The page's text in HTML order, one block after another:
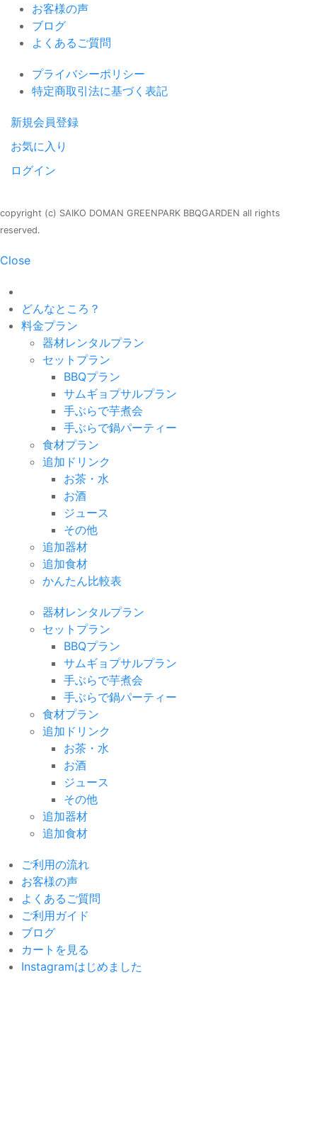
お客様の声
ブログ
よくあるご質問
プライバシーポリシー
特定商取引法に基づく表記
新規会員登録
お気に入り
ログイン
copyright (c) SAIKO DOMAN GREENPARK BBQGARDEN all rights
reserved.
Close
どんなところ？
料金プラン
器材レンタルプラン
セットプラン
BBQプラン
サムギョプサルプラン
手ぶらで芋煮会
手ぶらで鍋パーティー
食材プラン
追加ドリンク
お茶・水
お酒
ジュース
その他
追加器材
追加食材
かんたん比較表
器材レンタルプラン
セットプラン
BBQプラン
サムギョプサルプラン
手ぶらで芋煮会
手ぶらで鍋パーティー
食材プラン
追加ドリンク
お茶・水
お酒
ジュース
その他
追加器材
追加食材
ご利用の流れ
お客様の声
よくあるご質問
ご利用ガイド
ブログ
カートを見る
Instagramはじめました